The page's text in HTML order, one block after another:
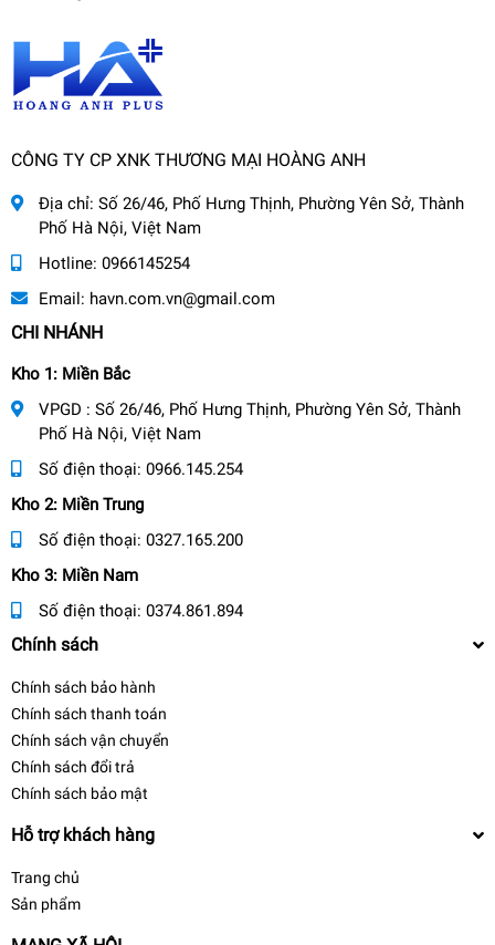
CÔNG TY CP XNK THƯƠNG MẠI HOÀNG ANH
Địa chỉ: Số 26/46, Phố Hưng Thịnh, Phường Yên Sở, Thành
Phố Hà Nội, Việt Nam
Hotline: 0966145254
Email: havn.com.vn@gmail.com
CHI NHÁNH
Kho 1: Miền Bắc
VPGD : Số 26/46, Phố Hưng Thịnh, Phường Yên Sở, Thành
Phố Hà Nội, Việt Nam
Số điện thoại: 0966.145.254
Kho 2: Miền Trung
Số điện thoại: 0327.165.200
Kho 3: Miền Nam
Số điện thoại: 0374.861.894
Chính sách
Chính sách bảo hành
Chính sách thanh toán
Chính sách vận chuyển
Chính sách đổi trả
Chính sách bảo mật
Hỗ trợ khách hàng
Trang chủ
Sản phẩm